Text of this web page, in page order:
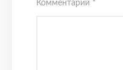
Комментарий *